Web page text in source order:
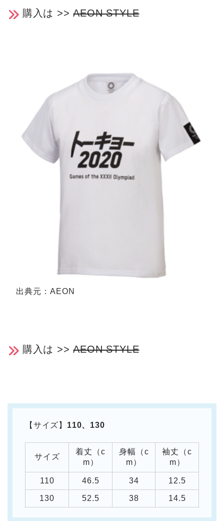
購入は >>AEON STYLE
出典元：AEON
購入は >>AEON STYLE
【サイズ】 110、130
サイズ
着丈（c
m）
身幅（c
m）
袖丈（c
m）
110 46.5 34 12.5
130 52.5 38 14.5